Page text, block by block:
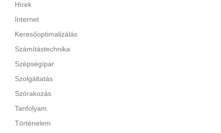
Hírek
Internet
Keresőoptimalizálás
Számítástechnika
Szépségípar
Szolgáltatás
Szórakozás
Tanfolyam
Történelem